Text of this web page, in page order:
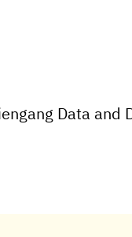
Data and